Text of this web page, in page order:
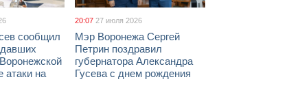
сообщил
атаки на
20:07 27 июля 2026
Мэр Воронежа Сергей
Петрин поздравил
губернатора Александра
Гусева с днем рождения